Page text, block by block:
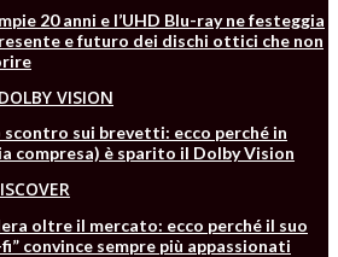
20 anni e l’UHD Blu-ray ne festeggia
e futuro dei dischi ottici che non
scontro sui brevetti: ecco perché in
compresa) è sparito il Dolby Vision
oltre il mercato: ecco perché il suo
convince sempre più appassionati